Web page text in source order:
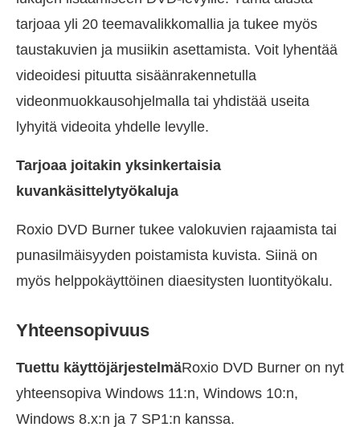
tarjoaa yli 20 teemavalikkomallia ja tukee myös
taustakuvien ja musiikin asettamista. Voit lyhentää
videoidesi pituutta sisäänrakennetulla
videonmuokkausohjelmalla tai yhdistää useita
lyhyitä videoita yhdelle levylle.
Tarjoaa joitakin yksinkertaisia
kuvankäsittelytyökaluja
Roxio DVD Burner tukee valokuvien rajaamista tai
punasilmäisyyden poistamista kuvista. Siinä on
myös helppokäyttöinen diaesitysten luontityökalu.
Yhteensopivuus
Tuettu käyttöjärjestelmäRoxio DVD Burner on nyt
yhteensopiva Windows 11:n, Windows 10:n,
Windows 8.x:n ja 7 SP1:n kanssa.